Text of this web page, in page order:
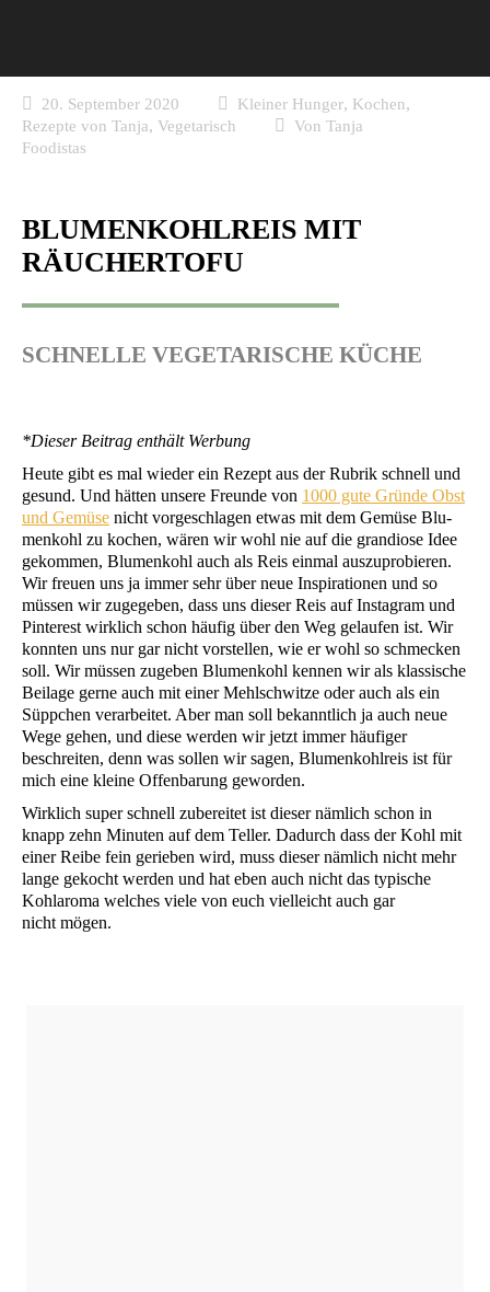
20. September 2020 Kleiner Hunger, Kochen,
Rezepte von Tanja, Vegetarisch Von Tanja
Foodistas
BLUMENKOHLREIS MIT
RÄUCHERTOFU
SCHNELLE VEGETARISCHE KÜCHE
*Die­ser Bei­trag ent­hält Werbung
Heu­te gibt es mal wie­der ein Rezept aus der Rubrik schnell und
gesund. Und hät­ten unse­re Freun­de von 1000 gute Grün­de Obst
und Gemü­se nicht vor­ge­schla­gen etwas mit dem Gemü­se Blu­
men­kohl zu kochen, wären wir wohl nie auf die gran­dio­se Idee
gekom­men, Blu­men­kohl auch als Reis ein­mal aus­zu­pro­bie­ren.
Wir freu­en uns ja immer sehr über neue Inspi­ra­tio­nen und so
müs­sen wir zuge­ge­ben, dass uns die­ser Reis auf Insta­gram und
Pin­te­rest wirk­lich schon häu­fig über den Weg gelau­fen ist. Wir
konn­ten uns nur gar nicht vor­stel­len, wie er wohl so schme­cken
soll. Wir müs­sen zuge­ben Blu­men­kohl ken­nen wir als klas­si­sche
Bei­la­ge ger­ne auch mit einer Mehl­schwit­ze oder auch als ein
Süpp­chen ver­ar­bei­tet. Aber man soll bekannt­lich ja auch neue
Wege gehen, und die­se wer­den wir jetzt immer häu­fi­ger
beschrei­ten, denn was sol­len wir sagen, Blu­men­kohl­reis ist für
mich eine klei­ne Offen­ba­rung geworden.
Wirk­lich super schnell zube­rei­tet ist die­ser näm­lich schon in
knapp zehn Minu­ten auf dem Tel­ler. Dadurch dass der Kohl mit
einer Rei­be fein gerie­ben wird, muss die­ser näm­lich nicht mehr
lan­ge gekocht wer­den und hat eben auch nicht das typi­sche
Kohl­aro­ma wel­ches vie­le von euch viel­leicht auch gar
nicht mögen.